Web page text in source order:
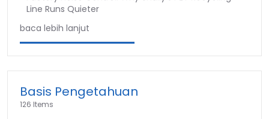
Line Runs Quieter
baca lebih lanjut
Basis Pengetahuan
126 Items